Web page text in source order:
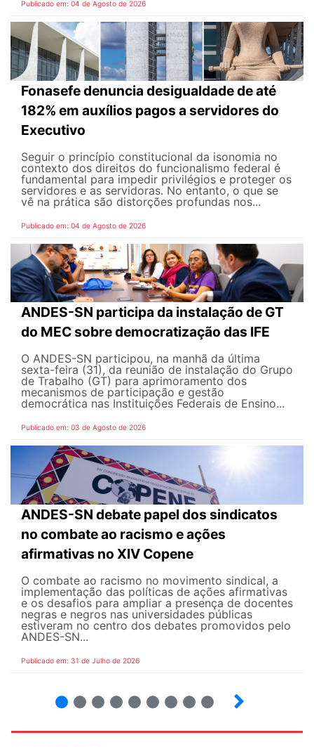
Publicado em: 04 de Agosto de 2026
Fonasefe denuncia desigualdade de até
182% em auxílios pagos a servidores do
Executivo
Seguir o princípio constitucional da isonomia no
contexto dos direitos do funcionalismo federal é
fundamental para impedir privilégios e proteger os
servidores e as servidoras. No entanto, o que se
vê na prática são distorções profundas nos...
Publicado em: 04 de Agosto de 2026
ANDES-SN participa da instalação de GT
do MEC sobre democratização das IFE
O ANDES-SN participou, na manhã da última
sexta-feira (31), da reunião de instalação do Grupo
de Trabalho (GT) para aprimoramento dos
mecanismos de participação e gestão
democrática nas Instituições Federais de Ensino...
Publicado em: 03 de Agosto de 2026
ANDES-SN debate papel dos sindicatos
no combate ao racismo e ações
afirmativas no XIV Copene
O combate ao racismo no movimento sindical, a
implementação das políticas de ações afirmativas
e os desafios para ampliar a presença de docentes
negras e negros nas universidades públicas
estiveram no centro dos debates promovidos pelo
ANDES-SN...
Publicado em: 31 de Julho de 2026